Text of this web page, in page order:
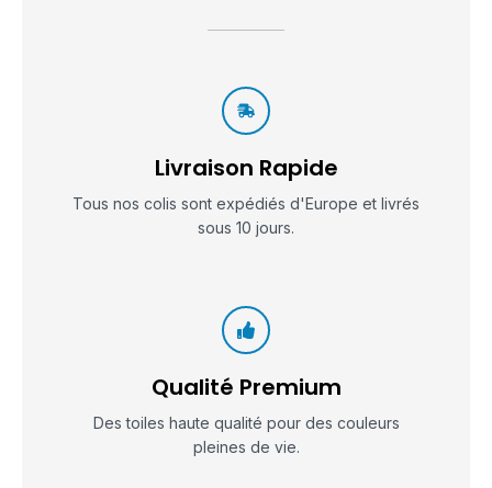
Livraison Rapide
Tous nos colis sont expédiés d'Europe et livrés
sous 10 jours.
Qualité Premium
Des toiles haute qualité pour des couleurs
pleines de vie.